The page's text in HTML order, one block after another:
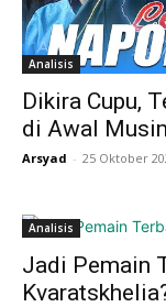
Analisis
Dikira Cupu,
di Awal
Arsyad - 25 Oktober
Analisis
Jadi Pemain